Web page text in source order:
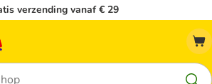
verzending vanaf € 29